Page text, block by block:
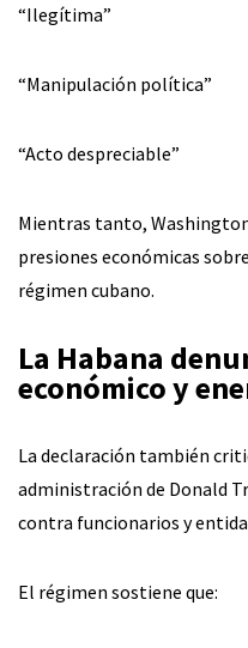
“Ilegítima”
“Manipulación política”
“Acto despreciable”
Mientras tanto,
presiones económicas
régimen cubano.
La Habana
económico y
La declaración también
administración de Donald
contra funcionarios y
El régimen sostiene que: